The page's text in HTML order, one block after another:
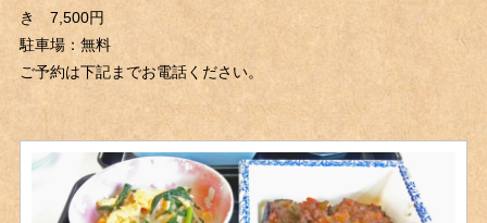
き 7,500円
駐車場： 無料
ご予約は下記までお電話ください。